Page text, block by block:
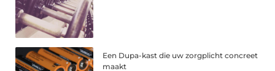
Een Dupa-kast die uw zorgplicht concreet
maakt